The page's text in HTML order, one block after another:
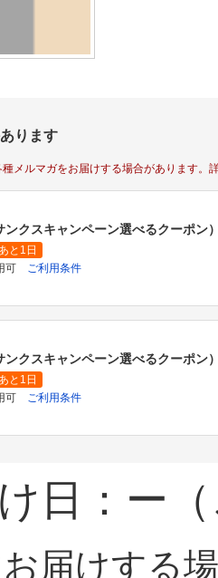
ります
メルマガをお届けする場合があります。
クスキャンペーン選べるクーポン）
あと1日
可
ご利用条件
クスキャンペーン選べるクーポン）
あと1日
可
ご利用条件
日：ー
届けする